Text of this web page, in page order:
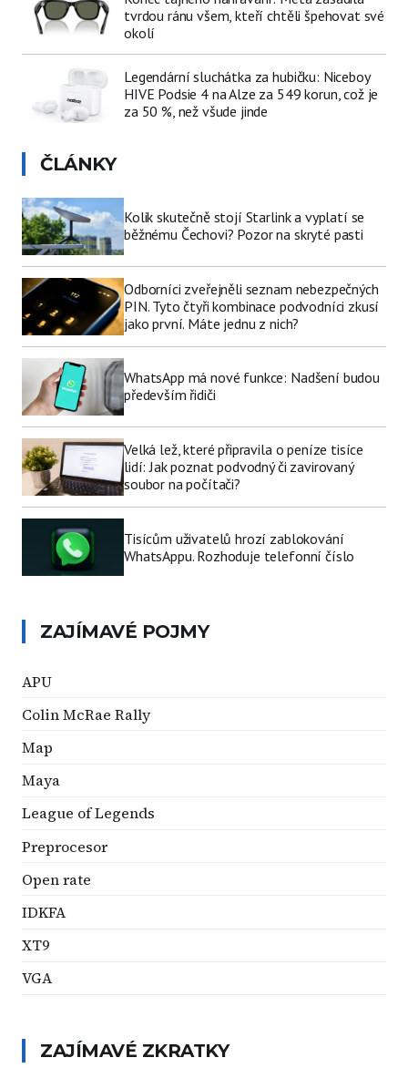
tvrdou ránu všem, kteří chtěli špehovat své
okolí
Legendární sluchátka za hubičku: Niceboy
HIVE Podsie 4 na Alze za 549 korun, což je
za 50 %, než všude jinde
ČLÁNKY
Kolik skutečně stojí Starlink a vyplatí se
běžnému Čechovi? Pozor na skryté pasti
Odborníci zveřejněli seznam nebezpečných
PIN. Tyto čtyři kombinace podvodníci zkusí
jako první. Máte jednu z nich?
WhatsApp má nové funkce: Nadšení budou
především řidiči
Velká lež, které připravila o peníze tisíce
lidí: Jak poznat podvodný či zavirovaný
soubor na počítači?
Tisícům uživatelů hrozí zablokování
WhatsAppu. Rozhoduje telefonní číslo
ZAJÍMAVÉ POJMY
APU
Colin McRae Rally
Map
Maya
League of Legends
Preprocesor
Open rate
IDKFA
XT9
VGA
ZAJÍMAVÉ ZKRATKY